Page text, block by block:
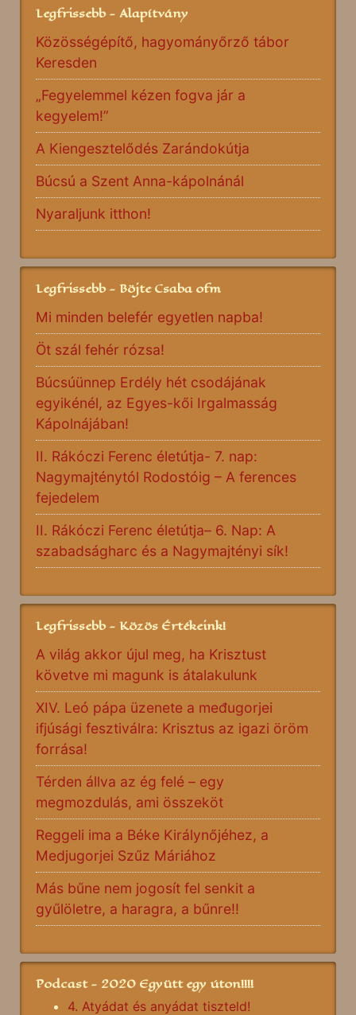
Legfrissebb - Alapítvány
Közösségépítő, hagyományőrző tábor
Keresden
„Fegyelemmel kézen fogva jár a
kegyelem!”
A Kiengesztelődés Zarándokútja
Búcsú a Szent Anna-kápolnánál
Nyaraljunk itthon!
Legfrissebb - Böjte Csaba ofm
Mi minden belefér egyetlen napba!
Öt szál fehér rózsa!
Búcsúünnep Erdély hét csodájának
egyikénél, az Egyes-kői Irgalmasság
Kápolnájában!
II. Rákóczi Ferenc életútja- 7. nap:
Nagymajténytól Rodostóig – A ferences
fejedelem
II. Rákóczi Ferenc életútja– 6. Nap: A
szabadságharc és a Nagymajtényi sík!
Legfrissebb - Közös Értékeink!
A világ akkor újul meg, ha Krisztust
követve mi magunk is átalakulunk
XIV. Leó pápa üzenete a međugorjei
ifjúsági fesztiválra: Krisztus az igazi öröm
forrása!
Térden állva az ég felé – egy
megmozdulás, ami összeköt
Reggeli ima a Béke Királynőjéhez, a
Medjugorjei Szűz Máriához
Más bűne nem jogosít fel senkit a
gyűlöletre, a haragra, a bűnre!!
Podcast - 2020 Együtt egy úton!!!!
4. Atyádat és anyádat tiszteld!